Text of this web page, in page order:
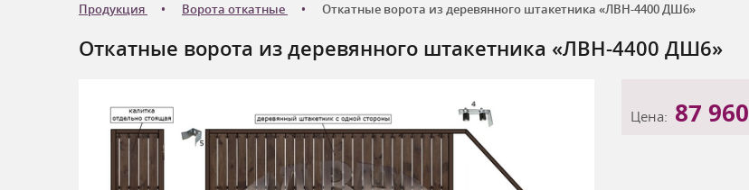
Продукция Ворота откатные Откатные ворота из деревянного штакетника «ЛВН-4400 ДШ6»
Откатные ворота из деревянного штакетника «ЛВН-4400 ДШ6»
Цена: 87 960